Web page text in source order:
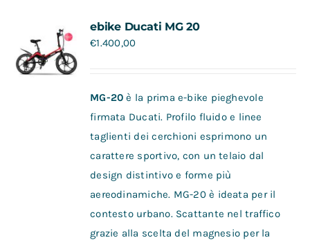
ebike Ducati MG 20
€1.400,00
MG-20 è la prima e-bike pieghevole
firmata Ducati. Profilo fluido e linee
taglienti dei cerchioni esprimono un
carattere sportivo, con un telaio dal
design distintivo e forme più
aereodinamiche. MG-20 è ideata per il
contesto urbano. Scattante nel traffico
grazie alla scelta del magnesio per la